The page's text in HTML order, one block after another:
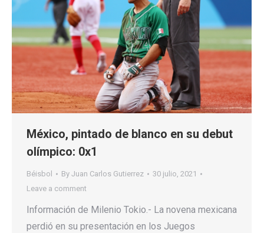
México, pintado de blanco en su debut
olímpico: 0x1
Béisbol By Juan Carlos Gutierrez
30 julio, 2021
Leave a comment
Información de Milenio Tokio.- La novena mexicana
perdió en su presentación en los Juegos